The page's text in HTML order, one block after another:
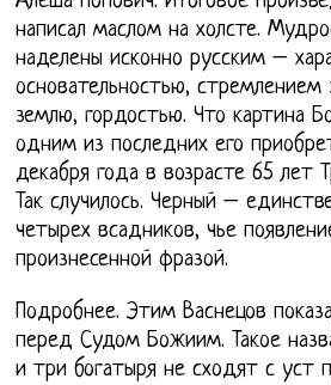
написал маслом на холсте.
наделены исконно русским –
основательностью,
землю, гордостью. Что картина
одним из последних его
декабря года в возрасте 65 лет
Так случилось. Черный –
четырех всадников, чье
произнесенной фразой.
Подробнее. Этим Васнецов
перед Судом Божиим. Такое
и три богатыря не сходят с уст